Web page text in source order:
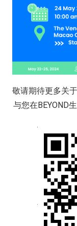
敬请期待更多关
与您在BEYOND